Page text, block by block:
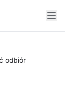
odbiór